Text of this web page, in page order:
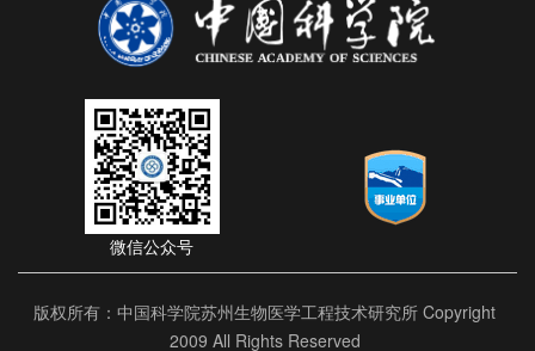
微信公众号
版权所有：中国科学院苏州生物医学工程技术研究所 Copyright
2009 All Rights Reserved